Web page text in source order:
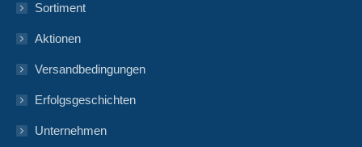
Sortiment
Aktionen
Versandbedingungen
Erfolgsgeschichten
Unternehmen